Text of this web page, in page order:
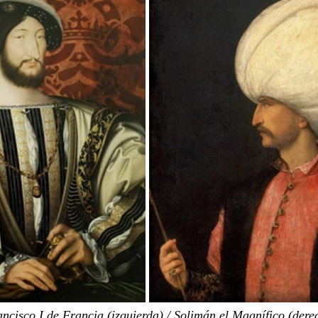
I de Francia (izquierda) / Solimán el Magnífico